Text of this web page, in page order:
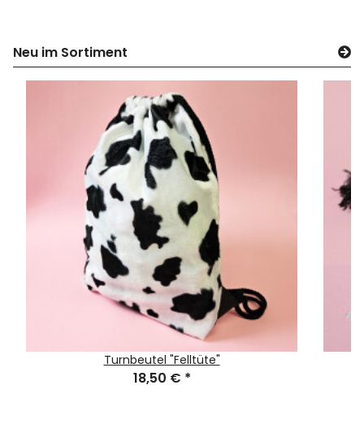
Neu im Sortiment
Turnbeutel "Felltüte"
18,50 € *